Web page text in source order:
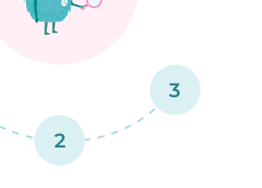
2
3